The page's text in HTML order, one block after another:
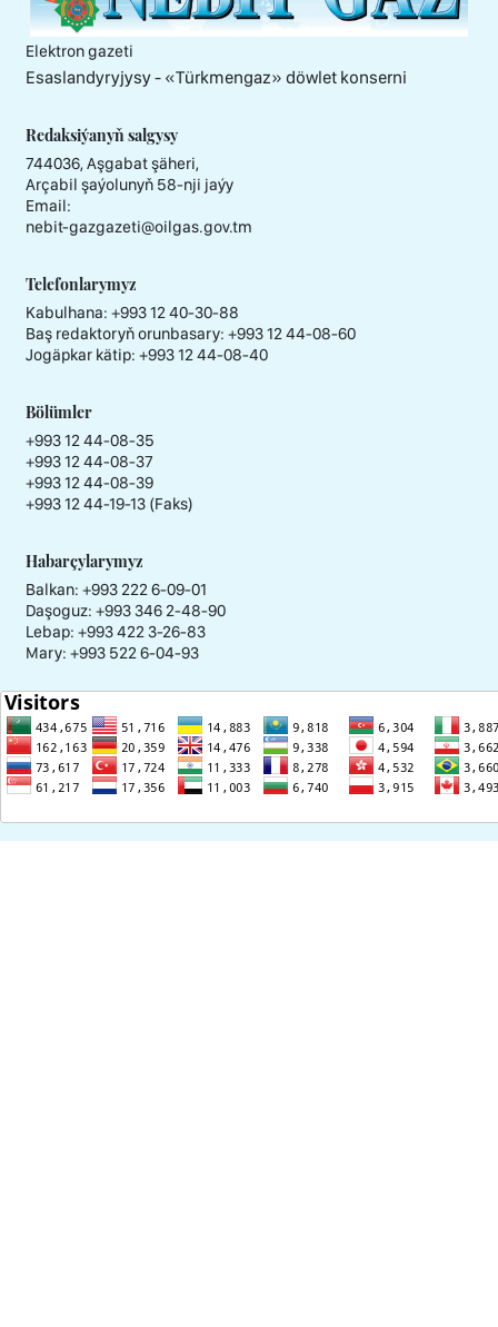
Elektron gazeti
Esaslandyryjysy - «Тürkmengaz» döwlet konserni
Redaksiýanyň salgysy
744036, Aşgabat şäheri,
Arçabil şaýolunyň 58-nji jaýy
Email:
nebit-gazgazeti@oilgas.gov.tm
Telefonlarymyz
Kabulhana: +993 12 40-30-88
Baş redaktoryň orunbasary: +993 12 44-08-60
Jogäpkar kätip: +993 12 44-08-40
Bölümler
+993 12 44-08-35
+993 12 44-08-37
+993 12 44-08-39
+993 12 44-19-13 (Faks)
Habarçylarymyz
Balkan: +993 222 6-09-01
Daşoguz: +993 346 2-48-90
Lebap: +993 422 3-26-83
Mary: +993 522 6-04-93